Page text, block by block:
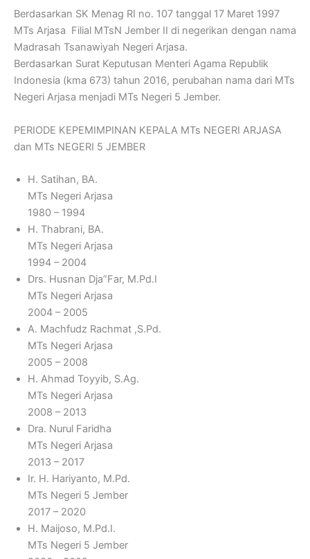
Berdasarkan SK Menag RI no. 107 tanggal 17 Maret 1997
MTs Arjasa Filial MTsN Jember II di negerikan dengan nama
Madrasah Tsanawiyah Negeri Arjasa.
Berdasarkan Surat Keputusan Menteri Agama Republik
Indonesia (kma 673) tahun 2016, perubahan nama dari MTs
Negeri Arjasa menjadi MTs Negeri 5 Jember.
PERIODE KEPEMIMPINAN KEPALA MTs NEGERI ARJASA
dan MTs NEGERI 5 JEMBER
H. Satihan, BA.
MTs Negeri Arjasa
1980 – 1994
H. Thabrani, BA.
MTs Negeri Arjasa
1994 – 2004
Drs. Husnan Dja”Far, M.Pd.I
MTs Negeri Arjasa
2004 – 2005
A. Machfudz Rachmat ,S.Pd.
MTs Negeri Arjasa
2005 – 2008
H. Ahmad Toyyib, S.Ag.
MTs Negeri Arjasa
2008 – 2013
Dra. Nurul Faridha
MTs Negeri Arjasa
2013 – 2017
Ir. H. Hariyanto, M.Pd.
MTs Negeri 5 Jember
2017 – 2020
H. Maijoso, M.Pd.I.
MTs Negeri 5 Jember